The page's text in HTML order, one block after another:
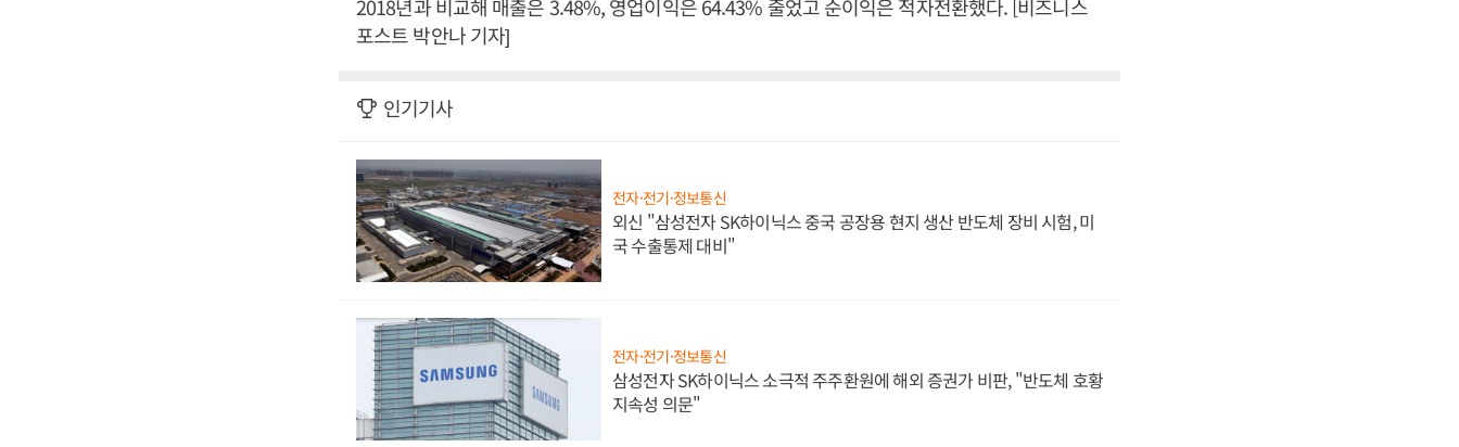
2018년과 비교해 매출은 3.48%, 영업이익은 64.43% 줄었고 순이익은 적자전환했다. [비즈니스
포스트 박안나 기자]
인기기사
전자·전기·정보통신
외신 "삼성전자 SK하이닉스 중국 공장용 현지 생산 반도체 장비 시험, 미
국 수출통제 대비"
전자·전기·정보통신
삼성전자 SK하이닉스 소극적 주주환원에 해외 증권가 비판, "반도체 호황
지속성 의문"